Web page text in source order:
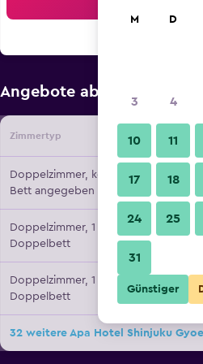
Angebote ab
Zimmertyp
Doppelzimmer, kein
Bett angegeben
Doppelzimmer, 1
Doppelbett
Doppelzimmer, 1
Doppelbett
32 weitere Apa Hotel Shinjuku
M D
3 4
10 11
17 18
24 25
31
Günstiger